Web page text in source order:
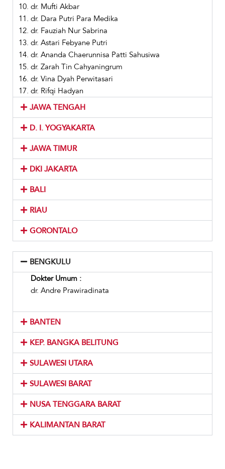
dr. Mufti Akbar
dr. Dara Putri Para Medika
dr. Fauziah Nur Sabrina
dr. Astari Febyane Putri
dr. Ananda Chaerunnisa Patti Sahusiwa
dr. Zarah Tin Cahyaningrum
dr. Vina Dyah Perwitasari
dr. Rifqi Hadyan
JAWA TENGAH
D. I. YOGYAKARTA
JAWA TIMUR
DKI JAKARTA
BALI
RIAU
GORONTALO
BENGKULU
Dokter Umum :
dr. Andre Prawiradinata
BANTEN
KEP. BANGKA BELITUNG
SULAWESI UTARA
SULAWESI BARAT
NUSA TENGGARA BARAT
KALIMANTAN BARAT